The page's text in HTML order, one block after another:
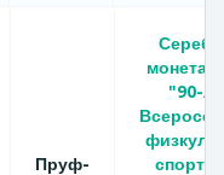
Пруф-
монета
"90-